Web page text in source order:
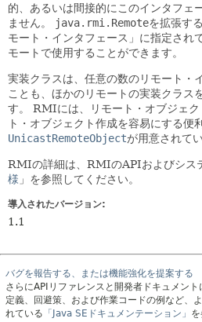
的、あるいは間接的にこのインタフェ
ません。
java.rmi.Remoteを拡張す
モート・インタフェース」に指定され
モートで使用することができます。
実装クラスは、任意の数のリモート・
ことも、ほかのリモートの実装クラス
す。
RMIには、リモート・オブジェ
ト・オブジェクト作成を容易にする便
UnicastRemoteObjectが用意されてい
RMIの詳細は、RMIのAPIおよびシス
様 」を参照してください。
導入されたバージョン:
1.1
バグを報告する、または機能強化を提案する
さらにAPIリファレンスと開発者ドキュメン
定義、回避策、および作業コードの例など、
れている 「Java SEドキュメンテーション」